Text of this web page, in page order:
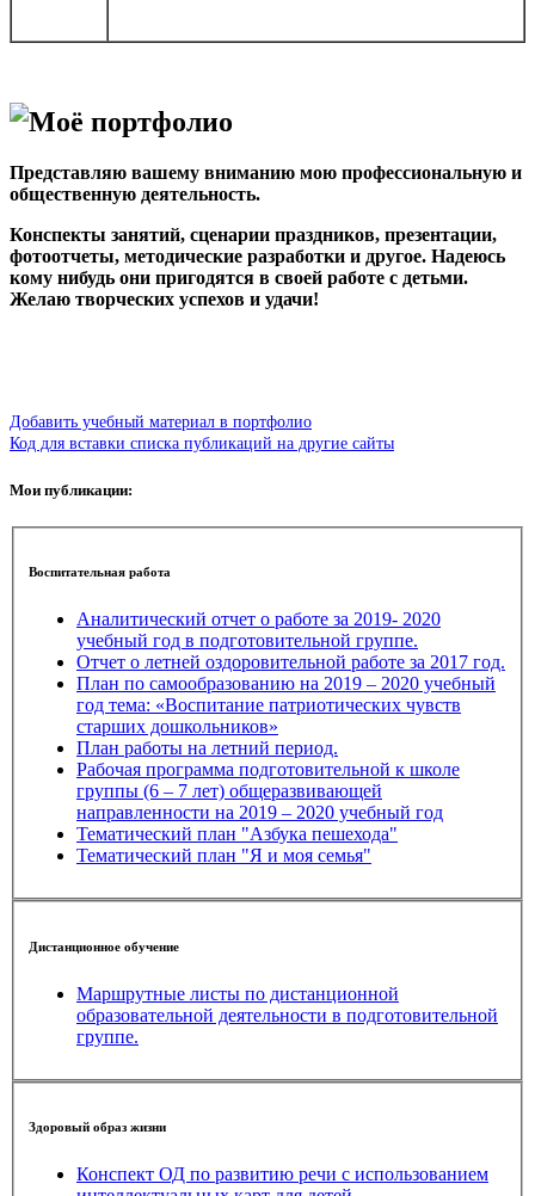
Моё портфолио
Представляю вашему вниманию мою профессиональную и
общественную деятельность.
Конспекты занятий, сценарии праздников, презентации,
фотоотчеты, методические разработки и другое. Надеюсь
кому нибудь они пригодятся в своей работе с детьми.
Желаю творческих успехов и удачи!
Добавить учебный материал в портфолио
Код для вставки списка публикаций на другие сайты
Мои публикации:
Воспитательная работа
Аналитический отчет о работе за 2019- 2020
учебный год в подготовительной группе.
Отчет о летней оздоровительной работе за 2017 год.
План по самообразованию на 2019 – 2020 учебный
год тема: «Воспитание патриотических чувств
старших дошкольников»
План работы на летний период.
Рабочая программа подготовительной к школе
группы (6 – 7 лет) общеразвивающей
направленности на 2019 – 2020 учебный год
Тематический план "Азбука пешехода"
Тематический план "Я и моя семья"
Дистанционное обучение
Маршрутные листы по дистанционной
образовательной деятельности в подготовительной
группе.
Здоровый образ жизни
Конспект ОД по развитию речи с использованием